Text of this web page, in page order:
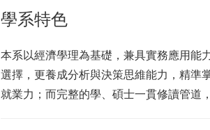
學系特色
本系以經濟學理為基礎，兼具實務應用能
選擇，更養成分析與決策思維能力，精準
就業力；而完整的學、碩士一貫修讀管道